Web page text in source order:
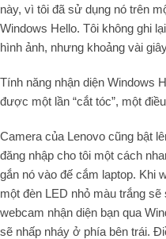
này, vì tôi đã sử dụng nó trên
Windows Hello. Tôi không ghi
hình ảnh, nhưng khoảng vài
Tính năng nhận diện Windows
được một lần “cắt tóc”, một
Camera của Lenovo cũng bật
đăng nhập cho tôi một cách
gắn nó vào đế cắm laptop. Khi
một đèn LED nhỏ màu trắng
webcam nhận diện bạn qua
sẽ nhấp nháy ở phía bên trái.